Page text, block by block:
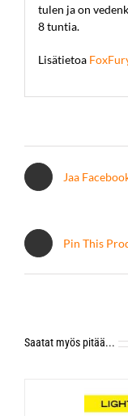
tulen ja on
8 tuntia.
Lisätietoa
Jaa
Pin This
Saatat myös pitää...